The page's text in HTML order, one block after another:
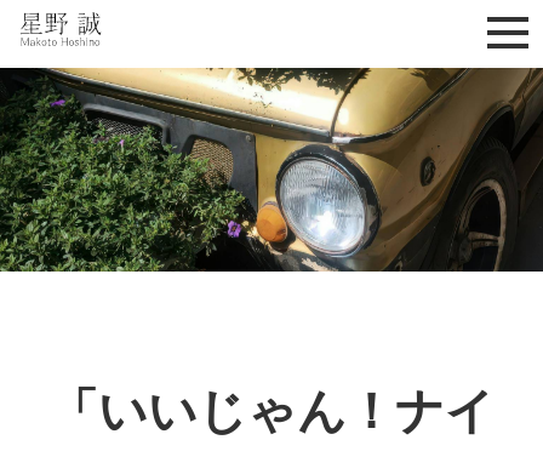
星野誠 makoto hoshino
「いいじゃん！ナイ